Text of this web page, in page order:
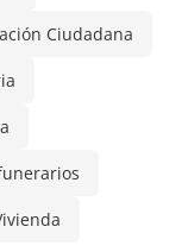
Ciudadana